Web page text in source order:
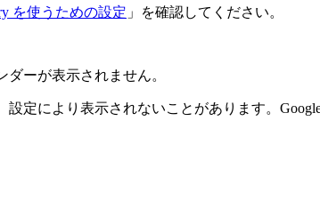
を使うための設定 」を確認してください。
ーが表示されません。
設定により表示されないことがあります。